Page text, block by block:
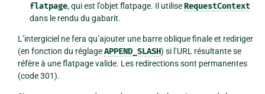
flatpage, qui est l’objet flatpage. Il utiliseRequestContext
dans le rendu du gabarit.
L’intergiciel ne fera qu’ajouter une barre oblique finale et rediriger
(en fonction du réglageAPPEND_SLASH) si l’URL résultante se
réfère à une flatpage valide. Les redirections sont permanentes
(code 301).